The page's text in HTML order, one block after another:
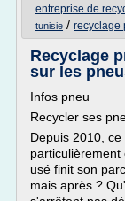
entreprise de
tunisie / recyclage
Recyclage
sur les
Infos pneu
Recycler ses
Depuis 2010,
usé finit son
mais après ?